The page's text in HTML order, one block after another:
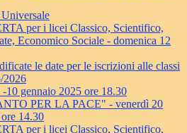
per i licei Classico, Scientifico,
Economico Sociale - domenica 12
le date per le iscrizioni alle classi
2026
10 gennaio 2025 ore 18.30
PER LA PACE" - venerdì 20
14.30
per i licei Classico, Scientifico,